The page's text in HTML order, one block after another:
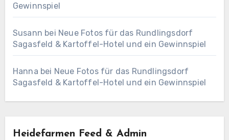
Gewinnspiel
Susann bei Neue Fotos für das Rundlingsdorf
Sagasfeld & Kartoffel-Hotel und ein Gewinnspiel
Hanna bei Neue Fotos für das Rundlingsdorf
Sagasfeld & Kartoffel-Hotel und ein Gewinnspiel
Heidefarmen Feed & Admin